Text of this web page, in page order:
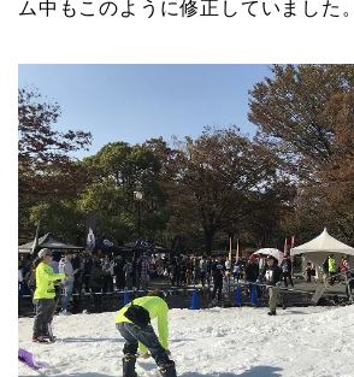
ム中もこのように修正していました。